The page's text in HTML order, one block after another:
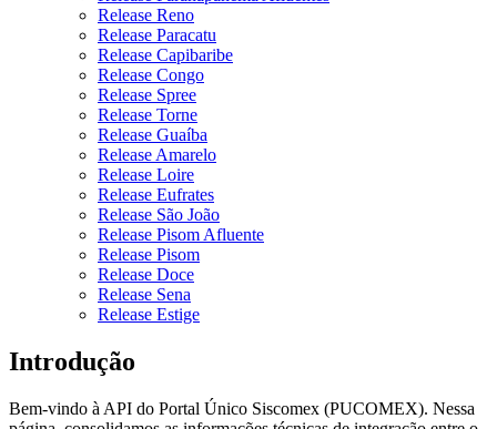
Release Reno
Release Paracatu
Release Capibaribe
Release Congo
Release Spree
Release Torne
Release Guaíba
Release Amarelo
Release Loire
Release Eufrates
Release São João
Release Pisom Afluente
Release Pisom
Release Doce
Release Sena
Release Estige
Introdução
Bem-vindo à API do Portal Único Siscomex (PUCOMEX). Nessa